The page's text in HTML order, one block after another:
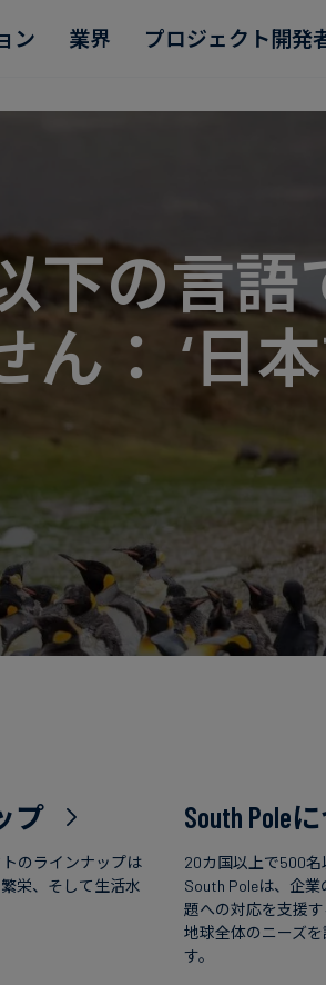
ン 業界 プロジェクト開発
Read more
Read more
Read more
Read more
Read more
下の言語
： ‘日本
プ
のラインナップは
栄、そして生活水
South Pole
20カ国以上で500
South Poleは、企
題への対応を支援
地球全体のニーズ
す。